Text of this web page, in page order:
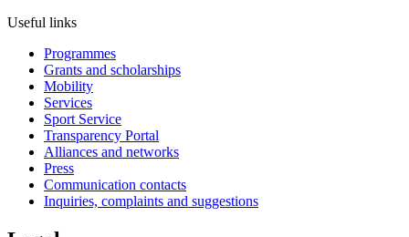
Useful links
Programmes
Grants and scholarships
Mobility
Services
Sport Service
Transparency Portal
Alliances and networks
Press
Communication contacts
Inquiries, complaints and suggestions